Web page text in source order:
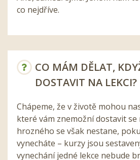
co nejdříve.
CO MÁM DĚLAT,
DOSTAVIT NA LEKCI?
Chápeme, že v životě mohou
které vám znemožní dostavit se
hrozného se však nestane,
vynecháte – kurzy jsou
vynechání jedné lekce nebude